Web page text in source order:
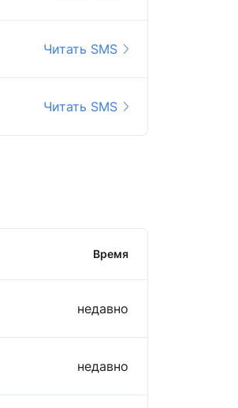
Читать SMS
Читать SMS
Время
недавно
недавно